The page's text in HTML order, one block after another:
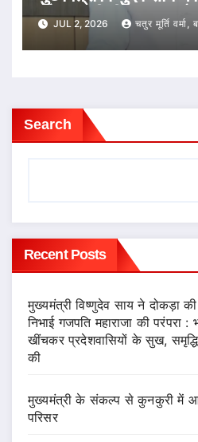
और तकनीकी नवाचार को
JUL 2, 2026 चतुर मूर्ति वर्मा,
Search
Recent Posts
मुख्यमंत्री विष्णुदेव साय ने दोकड़ा
निभाई गजपति महाराजा की परंपरा
खींचकर प्रदेशवासियों के सुख,
की
मुख्यमंत्री के संकल्प से कुनकुरी में
परिसर